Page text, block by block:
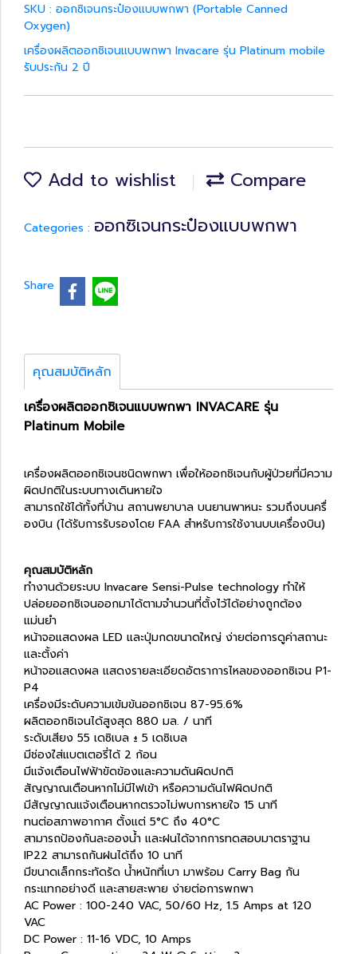
SKU : ออกซิเจนกระป๋องแบบพกพา (Portable Canned
Oxygen)
เครื่องผลิตออกซิเจนแบบพกพา Invacare รุ่น Platinum mobile
รับประกัน 2 ปี
Add to wishlist Compare
Categories : ออกซิเจนกระป๋องแบบพกพา
Share
คุณสมบัติหลัก
เครื่องผลิตออกซิเจนแบบพกพา INVACARE รุ่น
Platinum Mobile
เครื่องผลิตออกซิเจนชนิดพกพา เพื่อให้ออกชิเจนกับผู้ป่วยที่มีความ
ผิดปกติในระบบทางเดินหายใจ
สามารถใช้ได้ทั้งที่บ้าน สถานพยาบาล บนยานพาหนะ รวมถึงบนครื่
องบิน (ได้รับการรับรองโดย FAA สำหรับการใช้งานบบเครื่องบิน)
คุณสมบัติหลัก
ทำงานด้วยระบบ Invacare Sensi-Pulse technology ทำให้
ปล่อยออกซิเจนออกมาได้ตามจำนวนที่ตั้งไว้ได้อย่างถูกต้อง
แม่นยำ
หน้าจอแสดงผล LED และปุ่มกดขนาดใหญ่ ง่ายต่อการดูค่าสถานะ
และตั้งค่า
หน้าจอแสดงผล แสดงรายละเอียดอัตราการไหลของออกซิเจน P1-
P4
เครื่องมีระดับความเข้มข้นออกซิเจน 87-95.6%
ผลิตออกซิเจนได้สูงสุด 880 มล. / นาที
ระดับเสียง 55 เดซิเบล ± 5 เดซิเบล
มีช่องใ่ส่แบตเตอรี่ได้ 2 ก้อน
มีแจ้งเตือนไฟฟ้าขัดข้องและความดันผิดปกติ
สัญญาณเตือนหากไม่มีไฟเข้า หรือความดันไฟผิดปกติ
มีสัญญาณแจ้งเตือนหากตรวจไม่พบการหายใจ 15 นาที
ทนต่อสภาพอากาศ ตั้งแต่ 5°C ถึง 40°C
สามารถป้องกันละอองน้ำ และฝนได้จากการทดสอบมาตราฐาน
IP22 สามารถกันฝนได้ถึง 10 นาที
มีขนาดเล็กกระทัดรัด น้ำหนักที่เบา มาพร้อม Carry Bag กัน
กระแทกอย่างดี และสายสะพาย ง่ายต่อการพกพา
AC Power : 100-240 VAC, 50/60 Hz, 1.5 Amps at 120
VAC
DC Power : 11-16 VDC, 10 Amps